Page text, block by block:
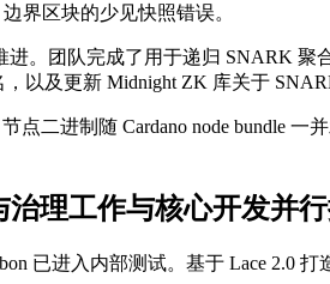
界区块的少见快照错误。
进。团队完成了用于递归 SNARK
以及更新 Midnight ZK 库关于
点二进制随 Cardano node bundle
治理工作与核心开发并
已进入内部测试。基于 Lace 2.0